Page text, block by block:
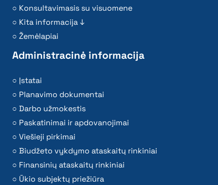
Konsultavimasis su visuomene
Kita informacija ↓
Žemėlapiai
Administracinė informacija
Įstatai
Planavimo dokumentai
Darbo užmokestis
Paskatinimai ir apdovanojimai
Viešieji pirkimai
Biudžeto vykdymo ataskaitų rinkiniai
Finansinių ataskaitų rinkiniai
Ūkio subjektų priežiūra